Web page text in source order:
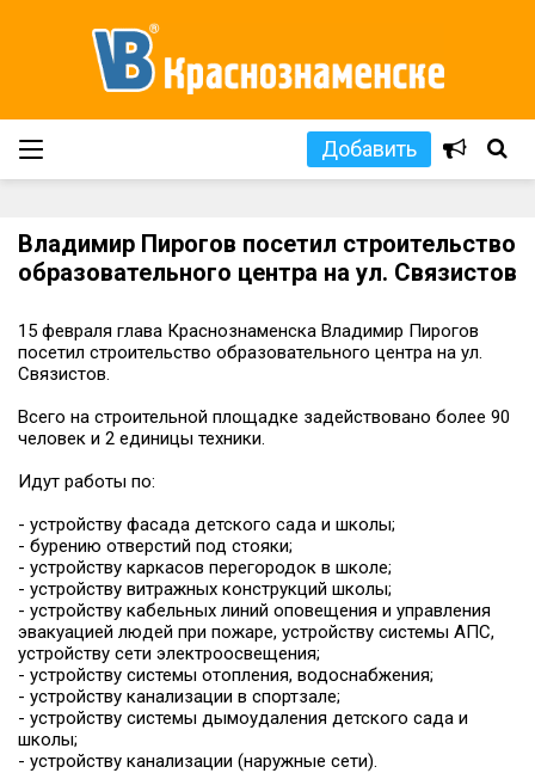
Добавить
Владимир Пирогов посетил строительство
образовательного центра на ул. Связистов
15 февраля глава Краснознаменска Владимир Пирогов
посетил строительство образовательного центра на ул.
Связистов.
Всего на строительной площадке задействовано более 90
человек и 2 единицы техники.
Идут работы по:
- устройству фасада детского сада и школы;
- бурению отверстий под стояки;
- устройству каркасов перегородок в школе;
- устройству витражных конструкций школы;
- устройству кабельных линий оповещения и управления
эвакуацией людей при пожаре, устройству системы АПС,
устройству сети электроосвещения;
- устройству системы отопления, водоснабжения;
- устройству канализации в спортзале;
- устройству системы дымоудаления детского сада и
школы;
- устройству канализации (наружные сети).